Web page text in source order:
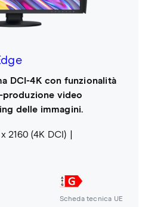
DCI-4K con funzionalità
video
delle immagini.
2160 (4K DCI)
Scheda tecnica UE